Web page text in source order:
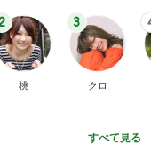
2
桃
3
クロ
すべて見る